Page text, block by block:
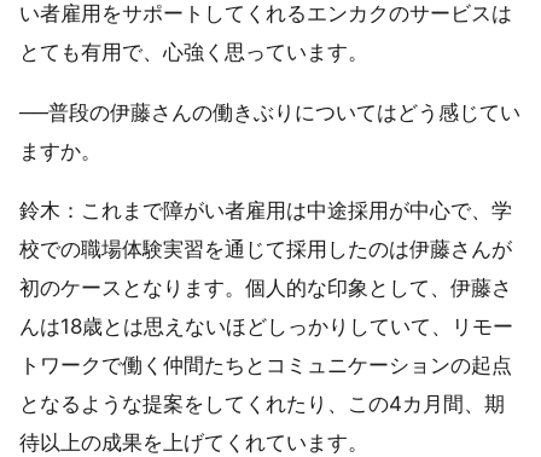
い者雇用をサポートしてくれるエンカクのサービスは
とても有用で、心強く思っています。
──普段の伊藤さんの働きぶりについてはどう感じてい
ますか。
鈴木：これまで障がい者雇用は中途採用が中心で、学
校での職場体験実習を通じて採用したのは伊藤さんが
初のケースとなります。個人的な印象として、伊藤さ
んは18歳とは思えないほどしっかりしていて、リモー
トワークで働く仲間たちとコミュニケーションの起点
となるような提案をしてくれたり、この4カ月間、期
待以上の成果を上げてくれています。